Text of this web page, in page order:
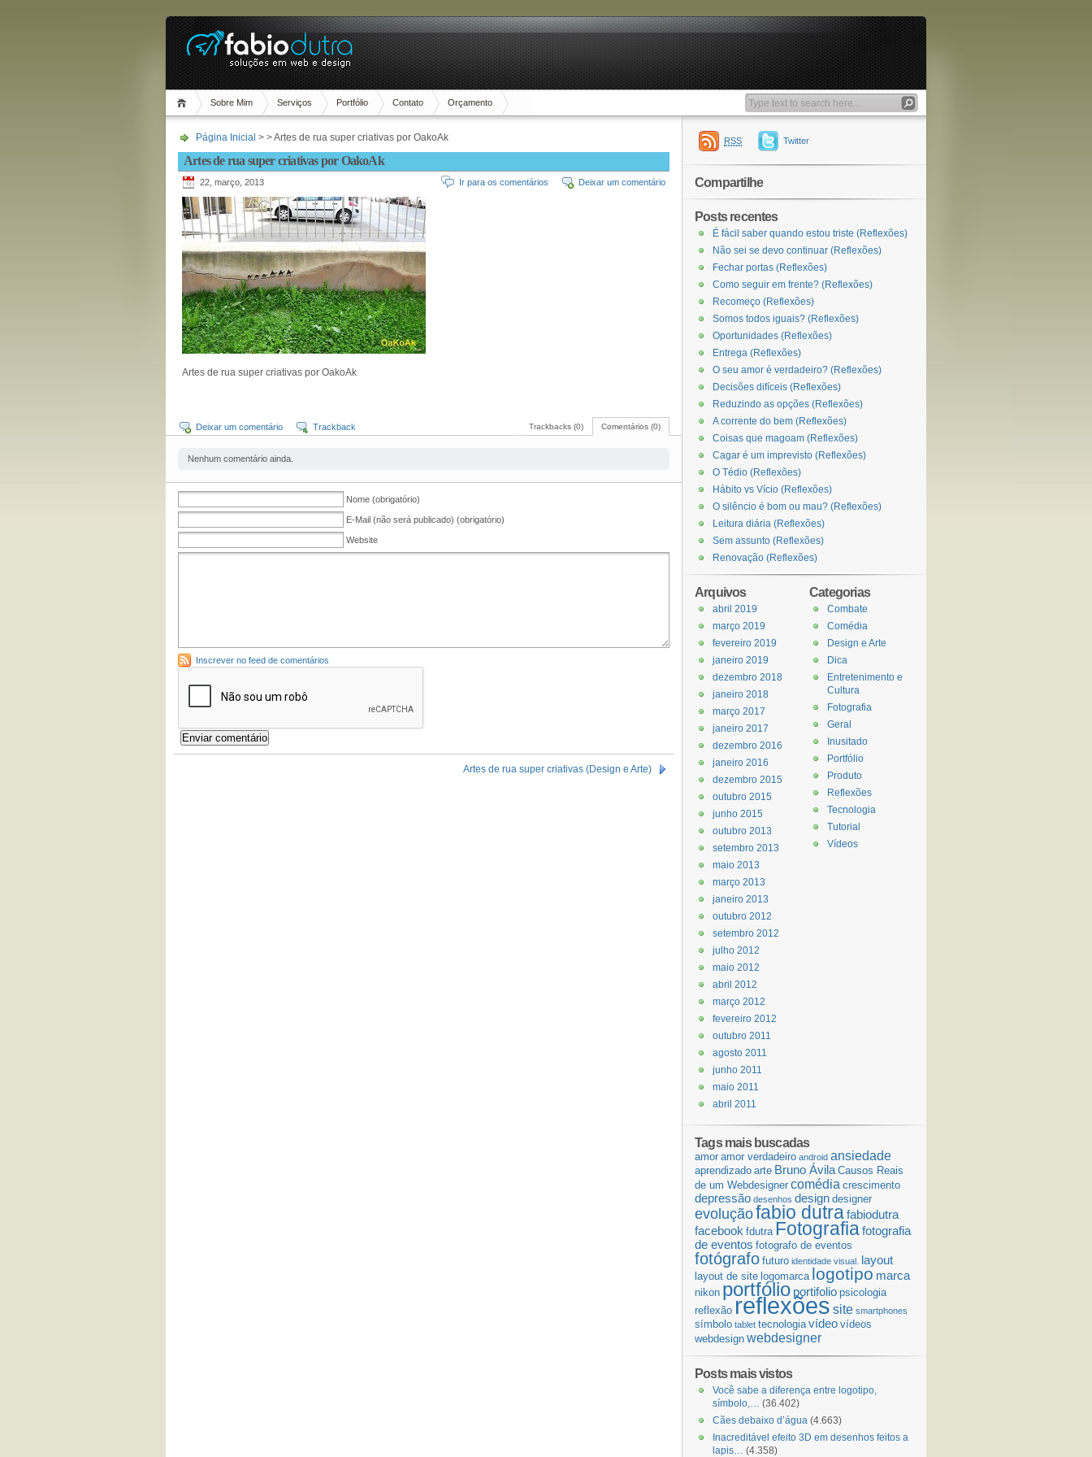
Sobre Mim Serviços Portfólio Contato Orçamento
Página Inicial > > Artes de rua super criativas por OakoAk
Artes de rua super criativas por OakoAk
22, março, 2013 Deixar um comentário
Ir para os comentários
Artes de rua super criativas por OakoAk
Comentários (0)
Trackbacks (0)
Deixar um comentário Trackback
Nenhum comentário ainda.
Nome (obrigatório)
E-Mail (não será publicado) (obrigatório)
Website
Inscrever no feed de comentários
Artes de rua super criativas (Design e Arte)
RSS Twitter
Compartilhe
Posts recentes
É fácil saber quando estou triste (Reflexões)
Não sei se devo continuar (Reflexões)
Fechar portas (Reflexões)
Como seguir em frente? (Reflexões)
Recomeço (Reflexões)
Somos todos iguais? (Reflexões)
Oportunidades (Reflexões)
Entrega (Reflexões)
O seu amor é verdadeiro? (Reflexões)
Decisões difíceis (Reflexões)
Reduzindo as opções (Reflexões)
A corrente do bem (Reflexões)
Coisas que magoam (Reflexões)
Cagar é um imprevisto (Reflexões)
O Tédio (Reflexões)
Hábito vs Vício (Reflexões)
O silêncio é bom ou mau? (Reflexões)
Leitura diária (Reflexões)
Sem assunto (Reflexões)
Renovação (Reflexões)
Categorias
Combate
Comédia
Design e Arte
Dica
Entretenimento e
Cultura
Fotografia
Geral
Inusitado
Portfólio
Produto
Reflexões
Tecnologia
Tutorial
Vídeos
Arquivos
abril 2019
março 2019
fevereiro 2019
janeiro 2019
dezembro 2018
janeiro 2018
março 2017
janeiro 2017
dezembro 2016
janeiro 2016
dezembro 2015
outubro 2015
junho 2015
outubro 2013
setembro 2013
maio 2013
março 2013
janeiro 2013
outubro 2012
setembro 2012
julho 2012
maio 2012
abril 2012
março 2012
fevereiro 2012
outubro 2011
agosto 2011
junho 2011
maio 2011
abril 2011
Tags mais buscadas
amor amor verdadeiro android ansiedade
aprendizado arte Bruno Ávila Causos Reais
de um Webdesigner comédia crescimento
depressão desenhos design designer
evoluçãofabio dutrafabiodutra
facebook fdutra Fotografiafotografia
de eventos fotografo de eventos
fotógrafo futuro identidade visual. layout
layout de site logomarca logotipo marca
nikon portfólio portifolio psicologia
reflexão reflexõessite smartphones
símbolo tablet tecnologia vídeo vídeos
webdesign webdesigner
Posts mais vistos
Você sabe a diferença entre logotipo,
símbolo,… (36.402)
Cães debaixo d’água (4.663)
Inacreditável efeito 3D em desenhos feitos a
lapis… (4.358)